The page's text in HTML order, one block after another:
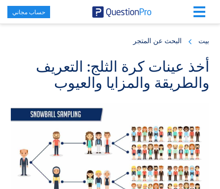
content
sidebar
حساب مجاني
بيت البحث عن المتجر
أخذ عينات كرة الثلج: التعريف
والطريقة والمزايا والعيوب